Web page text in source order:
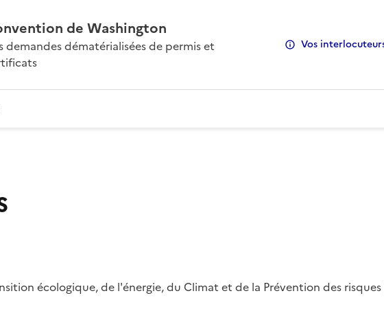
de Washington
demandes dématérialisées de permis et
Vos
écologique, de l'énergie, du Climat et de la Prévention des risques